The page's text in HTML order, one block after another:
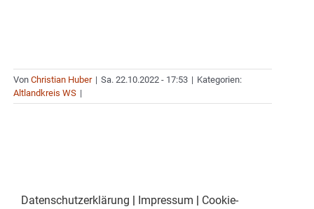
Von Christian Huber | Sa. 22.10.2022 - 17:53 | Kategorien:
Altlandkreis WS |
Datenschutzerklärung | Impressum | Cookie-